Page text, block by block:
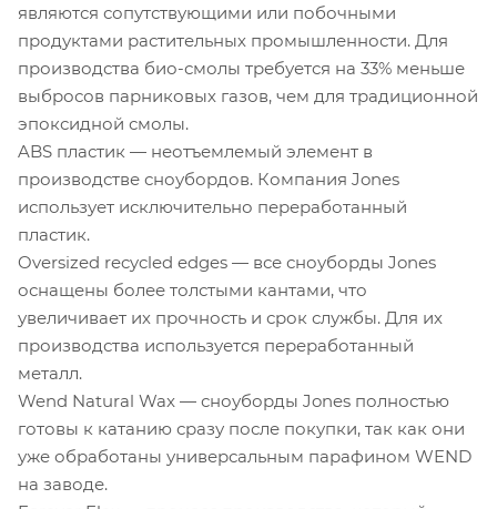
являются сопутствующими или побочными
продуктами растительных промышленности. Для
производства био-смолы требуется на 33% меньше
выбросов парниковых газов, чем для традиционной
эпоксидной смолы.
ABS пластик — неотъемлемый элемент в
производстве сноубордов. Компания Jones
использует исключительно переработанный
пластик.
Oversized recycled edges — все сноуборды Jones
оснащены более толстыми кантами, что
увеличивает их прочность и срок службы. Для их
производства используется переработанный
металл.
Wend Natural Wax — сноуборды Jones полностью
готовы к катанию сразу после покупки, так как они
уже обработаны универсальным парафином WEND
на заводе.